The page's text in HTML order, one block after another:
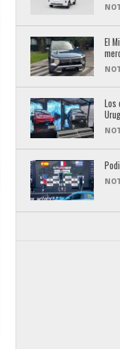
El
Los